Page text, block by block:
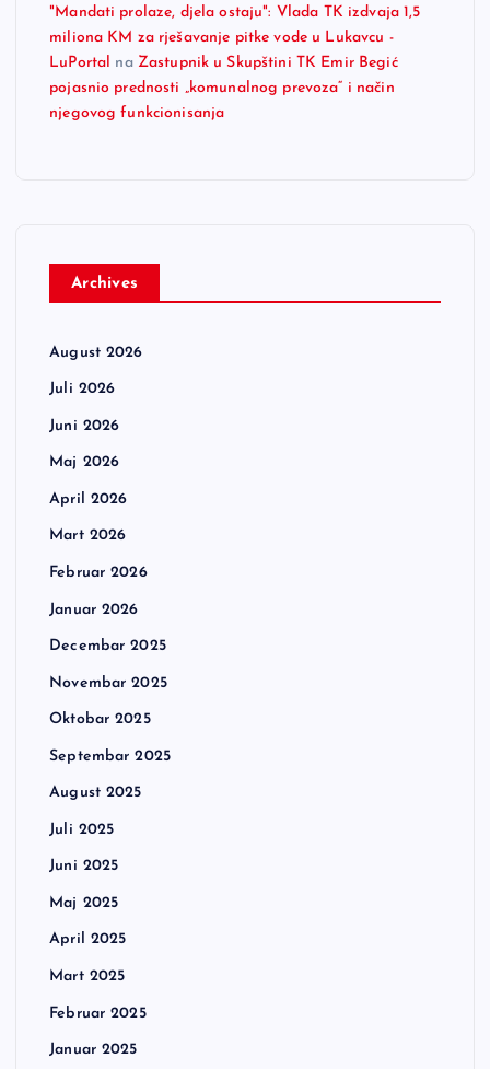
"Mandati prolaze, djela ostaju": Vlada TK izdvaja 1,5
miliona KM za rješavanje pitke vode u Lukavcu -
LuPortal na Zastupnik u Skupštini TK Emir Begić
pojasnio prednosti „komunalnog prevoza“ i način
njegovog funkcionisanja
Archives
August 2026
Juli 2026
Juni 2026
Maj 2026
April 2026
Mart 2026
Februar 2026
Januar 2026
Decembar 2025
Novembar 2025
Oktobar 2025
Septembar 2025
August 2025
Juli 2025
Juni 2025
Maj 2025
April 2025
Mart 2025
Februar 2025
Januar 2025